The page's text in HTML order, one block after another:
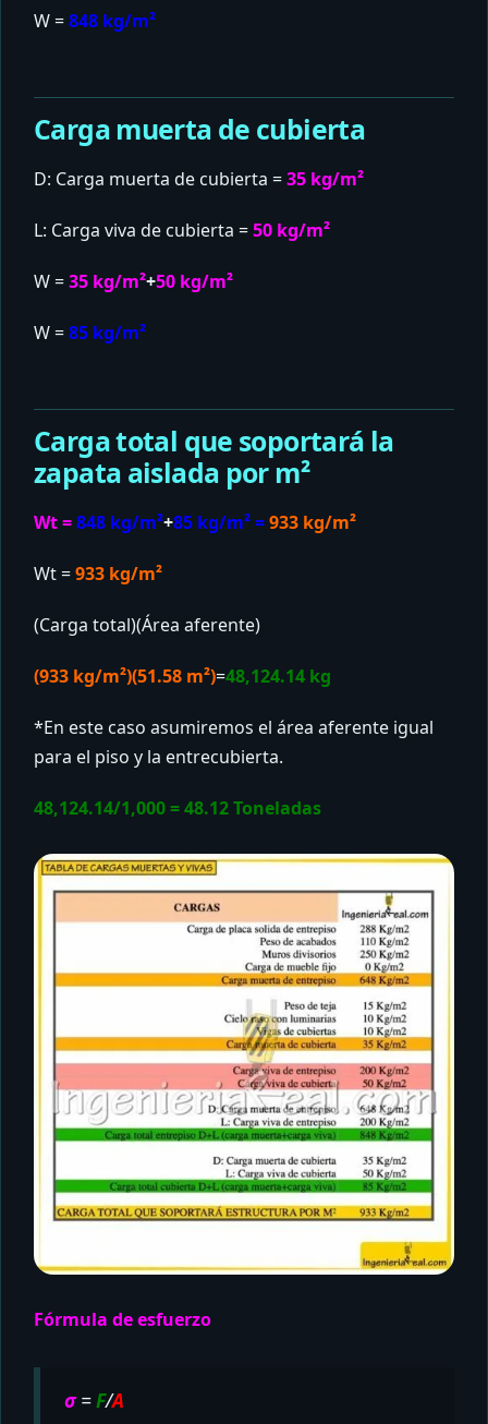
W =848 kg/m²
Carga muerta de cubierta
D: Carga muerta de cubierta =35 kg/m²
L: Carga viva de cubierta =50 kg/m²
W =35 kg/m²+50 kg/m²
W =85 kg/m²
Carga total que soportará la
zapata aislada por m²
Wt =848 kg/m²+85 kg/m² =933 kg/m²
Wt =933 kg/m²
(Carga total)(Área aferente)
(933 kg/m²)(51.58 m²)=48,124.14 kg
*En este caso asumiremos el área aferente igual
para el piso y la entrecubierta.
48,124.14/1,000 = 48.12 Toneladas
Fórmula de esfuerzo
σ=F/A